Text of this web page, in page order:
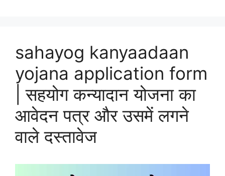
sahayog kanyaadaan
yojana application form
| सहयोग कन्यादान योजना का
आवेदन पत्र और उसमें लगने
वाले दस्तावेज